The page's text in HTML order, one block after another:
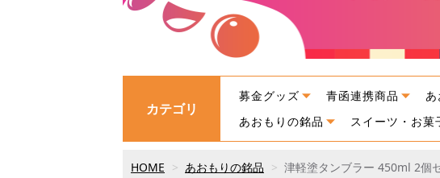
カテゴリ
募金グッズ 青函連携商品
あおもりの銘品
スイーツ・お菓
HOME あおもりの銘品 津軽塗タンブラー 450ml 2個